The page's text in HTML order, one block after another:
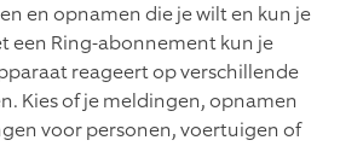
en opnamen die je wilt en kun je
een Ring-abonnement kun je
reageert op verschillende
Kies of je meldingen, opnamen
voor personen, voertuigen of